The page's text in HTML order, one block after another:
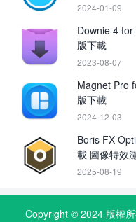
2024-01-09
Downie 4
版下載
2023-08-07
Magnet Pro
版下載
2024-12-03
Boris FX
載 圖像特效
2025-08-19
Copyright © 2024 版權